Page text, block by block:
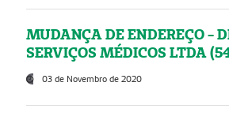
MUDANÇA DE ENDEREÇO -
SERVIÇOS MÉDICOS LTDA
03 de Novembro de 2020